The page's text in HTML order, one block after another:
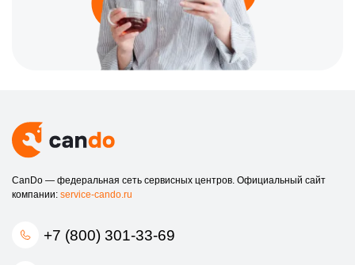
CanDo — федеральная сеть сервисных центров. Официальный сайт
компании: service-cando.ru
+7 (800) 301-33-69